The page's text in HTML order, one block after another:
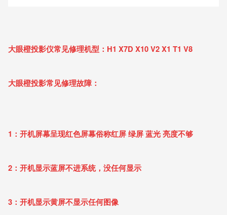
大眼橙投影仪常见修理机型：H1 X7D X10 V2 X1 T1 V8
大眼橙投影常见修理故障：
1：开机屏幕呈现红色屏幕俗称红屏 绿屏 蓝光 亮度不够
2：开机显示蓝屏不进系统，没任何显示
3：开机显示黄屏不显示任何图像